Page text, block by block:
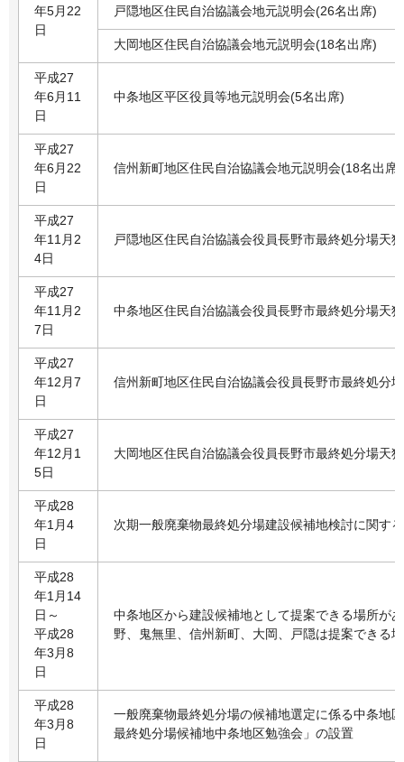
年5月22
日
戸隠地区住民自治協議会地元説明会(26名出席)
大岡地区住民自治協議会地元説明会(18名出席)
平成27
年6月11
日
中条地区平区役員等地元説明会(5名出席)
平成27
年6月22
日
信州新町地区住民自治協議会地元説明会(18名出席)
平成27
年11月2
4日
戸隠地区住民自治協議会役員長野市最終処分場天
平成27
年11月2
7日
中条地区住民自治協議会役員長野市最終処分場天
平成27
年12月7
日
信州新町地区住民自治協議会役員長野市最終処分
平成27
年12月1
5日
大岡地区住民自治協議会役員長野市最終処分場天
平成28
年1月4
日
次期一般廃棄物最終処分場建設候補地検討に関す
平成28
年1月14
日～
平成28
年3月8
日
中条地区から建設候補地として提案できる場所が
野、鬼無里、信州新町、大岡、戸隠は提案できる
平成28
年3月8
日
一般廃棄物最終処分場の候補地選定に係る中条地
最終処分場候補地中条地区勉強会」の設置